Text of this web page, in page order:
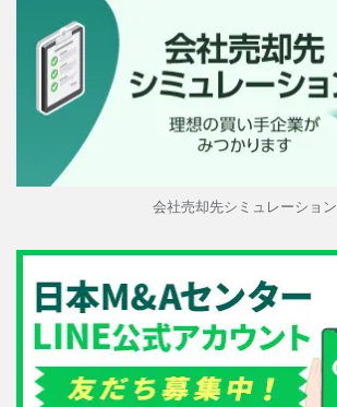
会社売却先シミュレーション